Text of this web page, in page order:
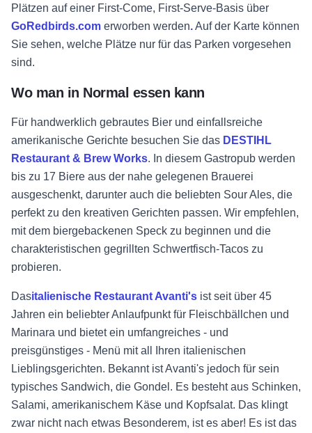
Plätzen auf einer First-Come, First-Serve-Basis über
GoRedbirds.com erworben werden.Auf der Karte können
Sie sehen, welche Plätze nur für das Parken vorgesehen
sind.
Wo man in Normal essen kann
Für handwerklich gebrautes Bier und einfallsreiche
amerikanische Gerichte besuchen Sie das DESTIHL
Restaurant & Brew Works. In diesem Gastropub werden
bis zu 17 Biere aus der nahe gelegenen Brauerei
ausgeschenkt, darunter auch die beliebten Sour Ales, die
perfekt zu den kreativen Gerichten passen. Wir empfehlen,
mit dem biergebackenen Speck zu beginnen und die
charakteristischen gegrillten Schwertfisch-Tacos zu
probieren.
Dasitalienische RestaurantAvanti's ist seit über 45
Jahren ein beliebter Anlaufpunkt für Fleischbällchen und
Marinara und bietet ein umfangreiches - und
preisgünstiges - Menü mit all Ihren italienischen
Lieblingsgerichten. Bekannt ist Avanti's jedoch für sein
typisches Sandwich, die Gondel. Es besteht aus Schinken,
Salami, amerikanischem Käse und Kopfsalat. Das klingt
zwar nicht nach etwas Besonderem, ist es aber! Es ist das